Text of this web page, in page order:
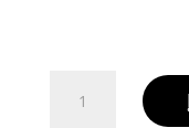
kiekis: